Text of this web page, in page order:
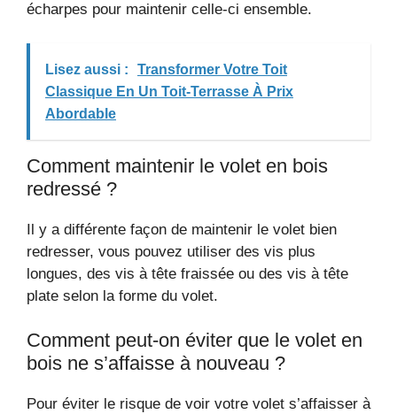
écharpes pour maintenir celle-ci ensemble.
Lisez aussi :
Transformer Votre Toit
Classique En Un Toit-Terrasse À Prix
Abordable
Comment maintenir le volet en bois
redressé ?
Il y a différente façon de maintenir le volet bien
redresser, vous pouvez utiliser des vis plus
longues, des vis à tête fraissée ou des vis à tête
plate selon la forme du volet.
Comment peut-on éviter que le volet en
bois ne s’affaisse à nouveau ?
Pour éviter le risque de voir votre volet s’affaisser à